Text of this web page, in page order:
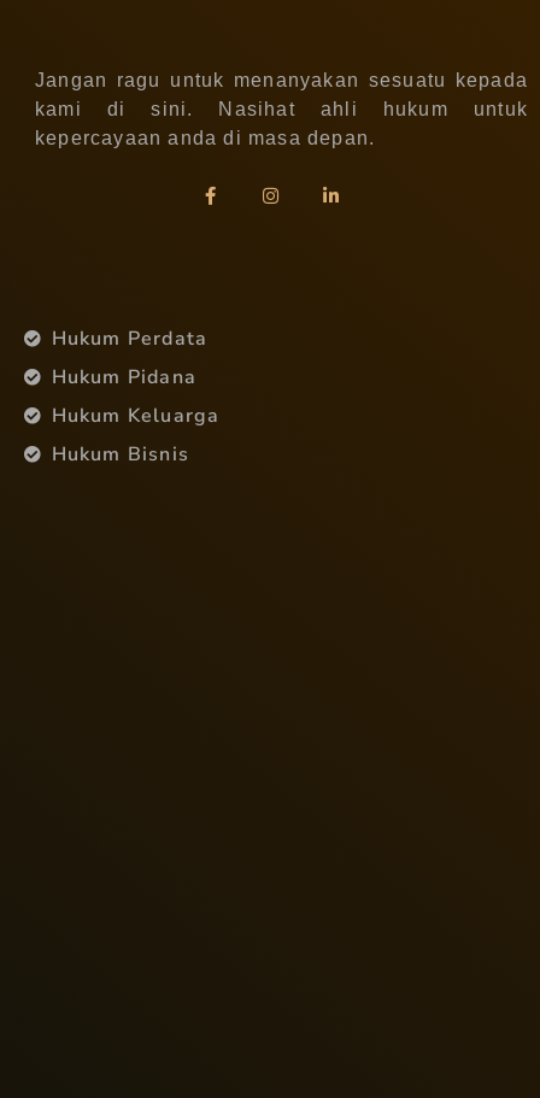
Jangan ragu untuk menanyakan sesuatu kepada
kami di sini. Nasihat ahli hukum untuk
kepercayaan anda di masa depan.
Hukum Perdata
Hukum Pidana
Hukum Keluarga
Hukum Bisnis